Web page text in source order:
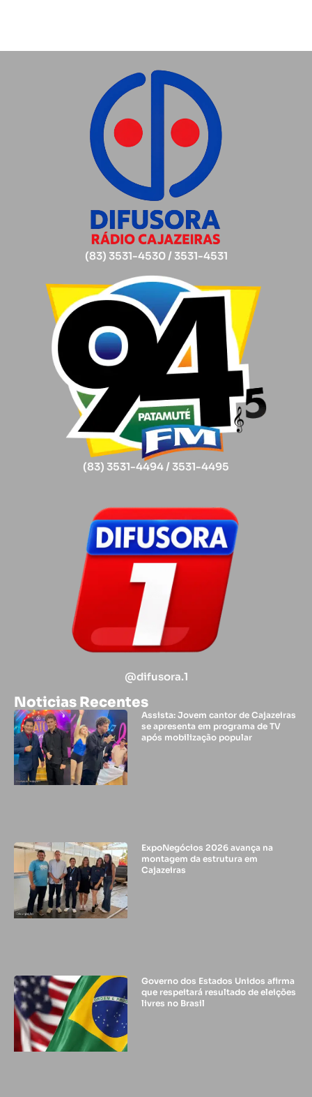
(83) 3531-4530 / 3531-4531
(83) 3531-4494 / 3531-4495
@difusora.1
Noticias Recentes
Assista: Jovem cantor de Cajazeiras
se apresenta em programa de TV
após mobilização popular
ExpoNegócios 2026 avança na
montagem da estrutura em
Cajazeiras
Governo dos Estados Unidos afirma
que respeitará resultado de eleições
livres no Brasil